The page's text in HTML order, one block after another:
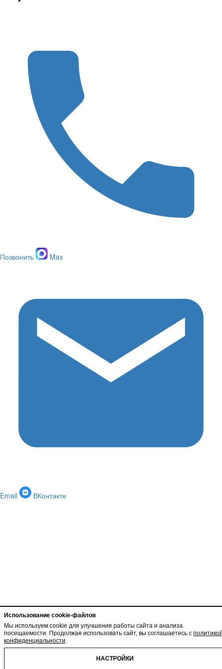
Использование cookie-файлов
Мы используем cookie для улучшения работы сайта и анализа
посещаемости. Продолжая использовать сайт, вы соглашаетесь с
конфиденциальности.
НАСТРОЙКИ
Позвонить Max
Email ВКонтакте